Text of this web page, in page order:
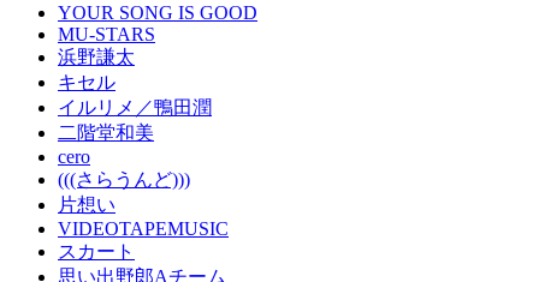
YOUR SONG IS GOOD
MU-STARS
浜野謙太
キセル
イルリメ／鴨田潤
二階堂和美
cero
(((さらうんど)))
片想い
VIDEOTAPEMUSIC
スカート
思い出野郎Aチーム